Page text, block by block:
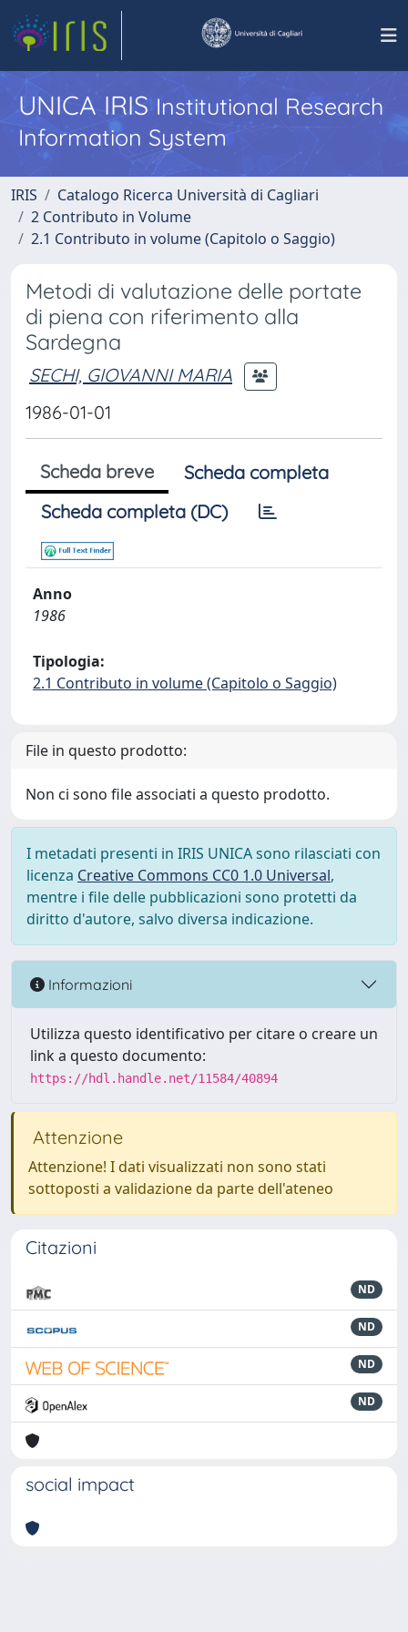
UNICA IRISInstitutional Research
Information System
IRIS
Catalogo Ricerca Università di Cagliari
2 Contributo in Volume
2.1 Contributo in volume (Capitolo o Saggio)
Metodi di valutazione delle portate
di piena con riferimento alla
Sardegna
SECHI, GIOVANNI MARIA
1986-01-01
Scheda breve
Scheda completa
Scheda completa (DC)
Anno
1986
Tipologia:
2.1 Contributo in volume (Capitolo o Saggio)
File in questo prodotto:
Non ci sono file associati a questo prodotto.
I metadati presenti in IRIS UNICA sono rilasciati con
licenza Creative Commons CC0 1.0 Universal,
mentre i file delle pubblicazioni sono protetti da
diritto d'autore, salvo diversa indicazione.
Informazioni
Utilizza questo identificativo per citare o creare un
link a questo documento:
https://hdl.handle.net/11584/40894
Attenzione
Attenzione! I dati visualizzati non sono stati
sottoposti a validazione da parte dell'ateneo
Citazioni
ND
ND
ND
ND
social impact